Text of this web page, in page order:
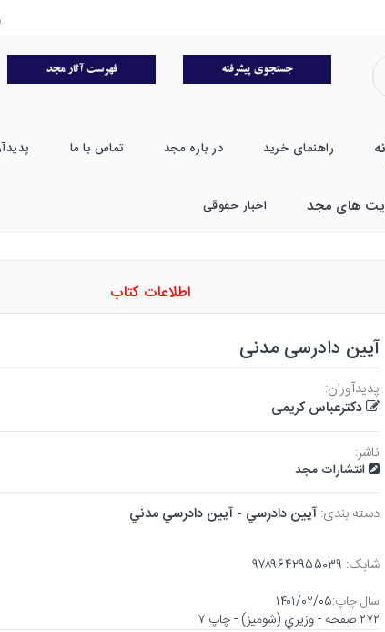
راهنمای خرید در باره مجد تماس با ما
های مجد اخبار حقوقی
اطلاعات کتاب
آیین دادرسی مدنی
پدیدآوران:
دکترعباس کریمی
ناشر:
انتشارات مجد
دسته بندی:آيين دادرسي - آيين دادرسي مدني
شابک: ۹۷۸۹۶۴۲۹۵۵۰۳۹
سال چاپ:۱۴۰۱/۰۲/۰۵
۲۷۲ صفحه - وزيري (شوميز) - چاپ ۷